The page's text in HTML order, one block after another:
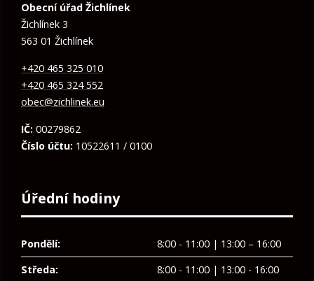
Obecní úřad Žichlínek
Žichlínek 3
563 01 Žichlínek
+420 465 325 010
+420 465 324 552
obec@zichlinek.eu
IČ: 00279862
Číslo účtu: 10522611 / 0100
Úřední hodiny
Pondělí:
8:00 - 11:00 | 13:00 – 16:00
Středa:
8:00 - 11:00 | 13:00 - 16:00